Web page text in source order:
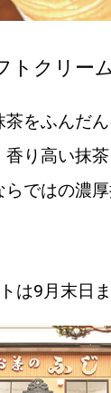
トクリー
をふんだ
り高い抹
らではの濃
は9月末日